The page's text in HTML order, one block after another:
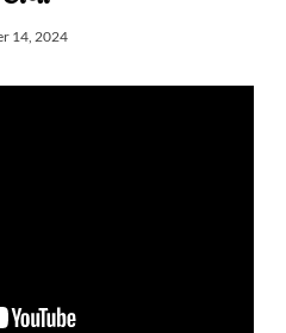
14, 2024